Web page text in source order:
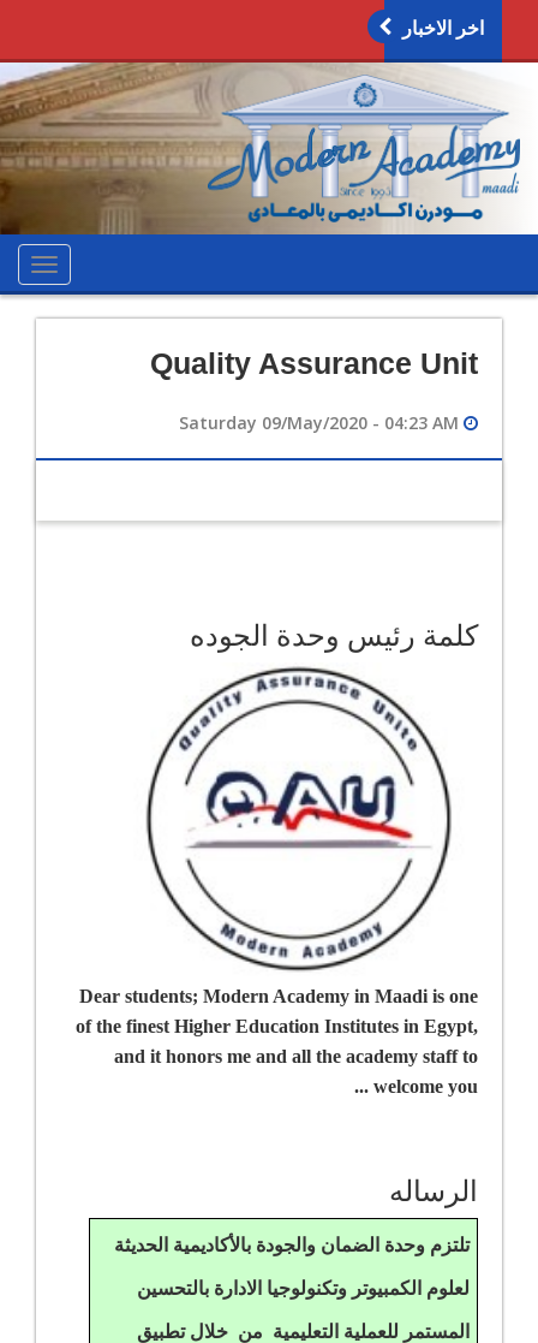
اخر الاخبار
Quality Assurance Unit
كلمة رئيس وحدة الجوده
Dear students; Modern Academy in Maadi is one
of the finest Higher Education Institutes in Egypt,
and it honors me and all the academy staff to
welcome you ...
الرساله
تلتزم وحدة الضمان والجودة بالأكاديمية الحديثة
لعلوم الكمبيوتر وتكنولوجيا الادارة بالتحسين
المستمر للعملية التعليمية من خلال تطبيق